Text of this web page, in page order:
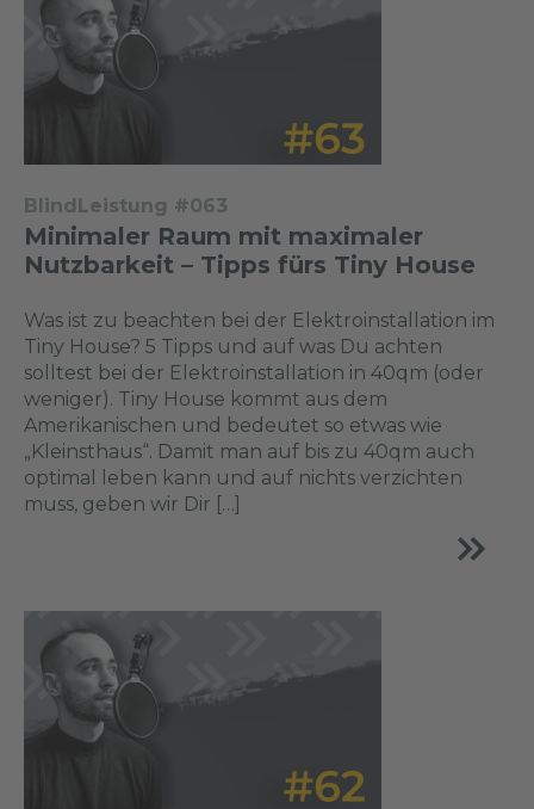
BlindLeistung #063
Minimaler Raum mit maximaler
Nutzbarkeit – Tipps fürs Tiny House
Was ist zu beachten bei der Elektroinstallation im
Tiny House? 5 Tipps und auf was Du achten
solltest bei der Elektroinstallation in 40qm (oder
weniger). Tiny House kommt aus dem
Amerikanischen und bedeutet so etwas wie
„Kleinsthaus“. Damit man auf bis zu 40qm auch
optimal leben kann und auf nichts verzichten
muss, geben wir Dir […]